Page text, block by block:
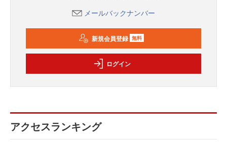
メールバックナンバー
新規会員登録 無料
ログイン
アクセスランキング